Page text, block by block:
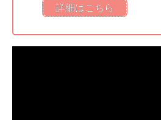
詳細はこちら